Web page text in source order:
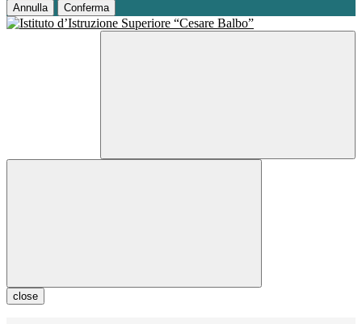
Annulla Conferma
close